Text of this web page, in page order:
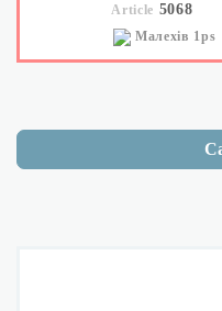
Article 5068
Малехів 1ps